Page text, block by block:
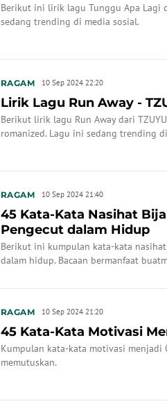
Berikut ini lirik lagu Tunggu Apa Lagi
sedang trending di media sosial.
RAGAM 10 Sep 2024 22:20
Lirik Lagu Run Away -
Berikut lirik lagu Run Away dari
romanized. Lagu ini sedang trending
RAGAM 10 Sep 2024 21:40
45 Kata-Kata Nasihat
Pengecut dalam Hidup
Berikut ini kumpulan kata-kata
dalam hidup. Bacaan bermanfaat
RAGAM 10 Sep 2024 21:20
45 Kata-Kata Motivasi
Kumpulan kata-kata motivasi menjadi
memutuskan.